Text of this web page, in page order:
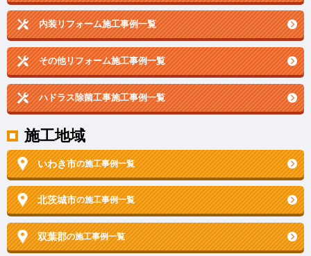
内装リフォーム施工事例一覧
その他リフォーム施工事例一覧
ハドラス除菌工事施工事例一覧
施工地域
いわき市の施工事例一覧
北茨城市の施工事例一覧
双葉郡の施工事例一覧